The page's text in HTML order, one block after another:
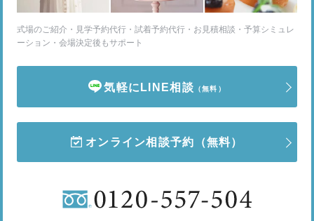
式場のご紹介・見学予約代行・試着予約代行・お見積相談・予算シミュレ
ーション・会場決定後もサポート
気軽にLINE相談 （無料）
オンライン相談予約 （無料）